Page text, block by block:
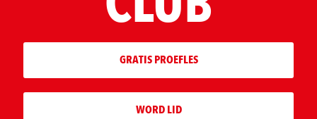
GRATIS PROEFLES
WORD LID